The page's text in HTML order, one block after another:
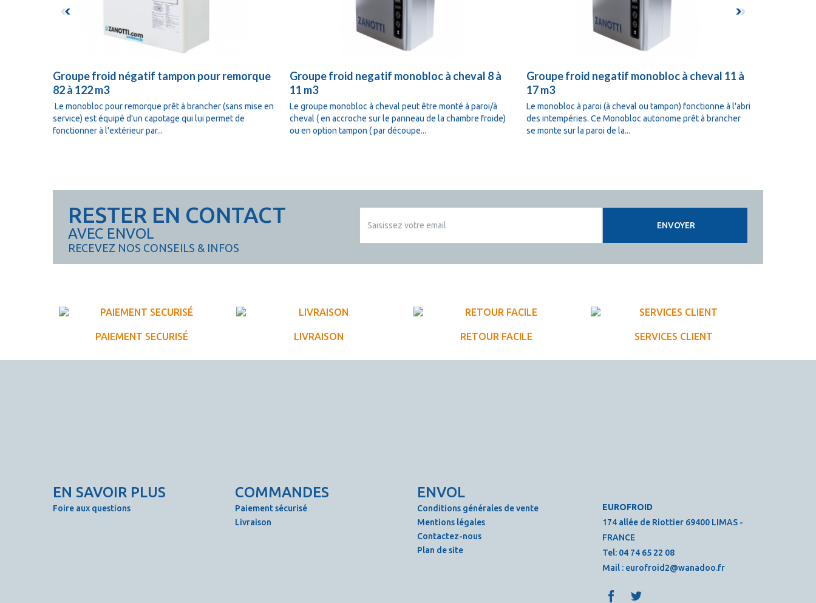
Groupe froid négatif tampon pour remorque
82 à 122 m3
Le monobloc pour remorque prêt à brancher (sans mise en
service) est équipé d'un capotage qui lui permet de
fonctionner à l'extérieur par...
Groupe froid negatif monobloc à cheval 8 à
11 m3
Le groupe monobloc à cheval peut être monté à paroi/à
cheval ( en accroche sur le panneau de la chambre froide)
ou en option tampon ( par découpe...
Groupe froid negatif monobloc à cheval 11 à
17 m3
Le monobloc à paroi (à cheval ou tampon) fonctionne à l'abri
des intempéries. Ce Monobloc autonome prêt à brancher
se monte sur la paroi de la...
RESTER EN CONTACT
AVEC ENVOL
RECEVEZ NOS CONSEILS & INFOS
ENVOYER
PAIEMENT SECURISÉ LIVRAISON RETOUR FACILE SERVICES CLIENT
EN SAVOIR PLUS
Foire aux questions
COMMANDES
Paiement sécurisé
Livraison
ENVOL
Conditions générales de vente
Mentions légales
Contactez-nous
Plan de site
EUROFROID
174 allée de Riottier 69400 LIMAS -
FRANCE
Tel: 04 74 65 22 08
Mail : eurofroid2@wanadoo.fr